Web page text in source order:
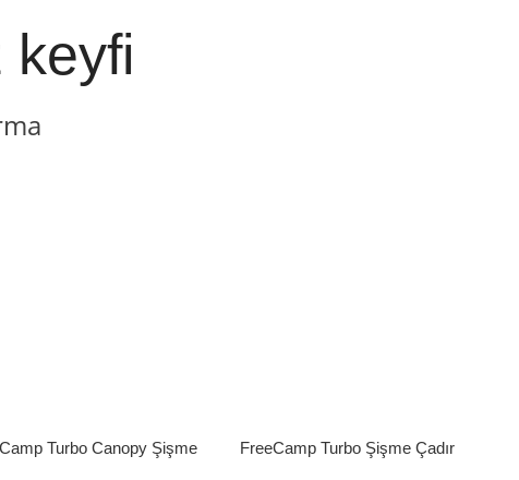
keyfi
Turbo Canopy Şişme
FreeCamp Turbo Şişme Çadır